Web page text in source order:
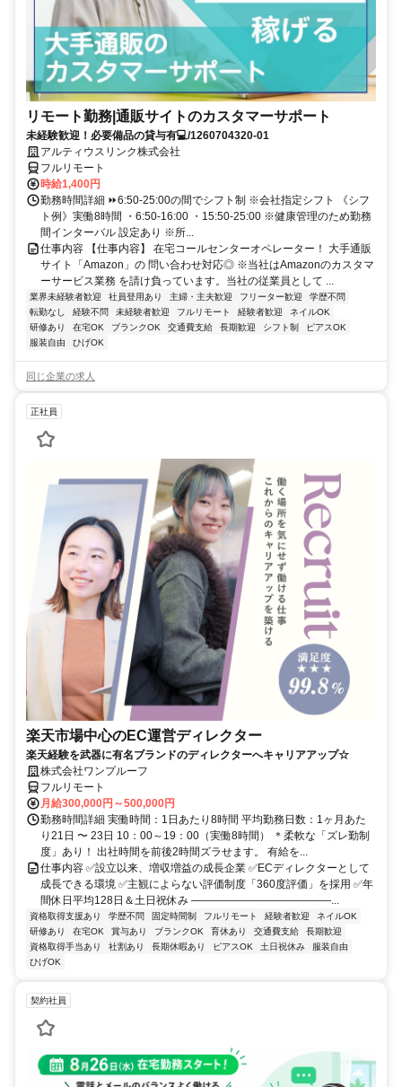
リモート勤務|通販サイトのカスタマーサポート
未経験歓迎！必要備品の貸与有💻/1260704320-01
アルティウスリンク株式会社
フルリモート
時給1,400円
勤務時間詳細 ⏩6:50-25:00の間でシフト制 ※会社指定シフト 《シフ
ト例》実働8時間 ・6:50-16:00 ・15:50-25:00 ※健康管理のため勤務
間インターバル 設定あり ※所...
仕事内容 【仕事内容】 在宅コールセンターオペレーター！ 大手通販
サイト「Amazon」の 問い合わせ対応◎ ※当社はAmazonのカスタマ
ーサービス業務 を請け負っています。当社の従業員として ...
業界未経験者歓迎 社員登用あり 主婦・主夫歓迎 フリーター歓迎
学歴不問
転勤なし
経験不問 未経験者歓迎 フルリモート 経験者歓迎
ネイルOK
研修あり
在宅OK ブランクOK 交通費支給 長期歓迎 シフト制
ピアスOK
服装自由
ひげOK
同じ企業の求人
正社員
楽天市場中心のEC運営ディレクター
楽天経験を武器に有名ブランドのディレクターへキャリアアップ☆
株式会社ワンプルーフ
フルリモート
月給300,000円～500,000円
勤務時間詳細 実働時間：1日あたり8時間 平均勤務日数：1ヶ月あた
り21日 〜 23日 10：00～19：00（実働8時間） ＊柔軟な「ズレ勤制
度」あり！ 出社時間を前後2時間ズラせます。 有給を...
仕事内容 ✅設立以来、増収増益の成長企業 ✅ECディレクターとして
成長できる環境 ✅主観によらない評価制度「360度評価」を採用 ✅年
間休日平均128日＆土日祝休み ―――――――――――――...
資格取得支援あり 学歴不問 固定時間制 フルリモート 経験者歓迎
ネイルOK
研修あり
在宅OK 賞与あり ブランクOK 育休あり 交通費支給
長期歓迎
資格取得手当あり
社割あり 長期休暇あり ピアスOK 土日祝休み
服装自由
ひげOK
契約社員